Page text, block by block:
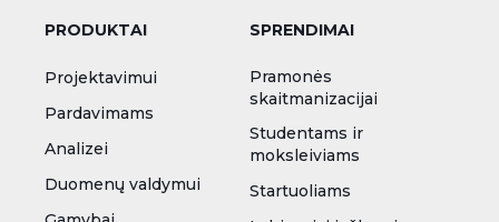
PRODUKTAI
Projektavimui
Pardavimams
Analizei
Duomenų valdymui
SPRENDIMAI
Pramonės
skaitmanizacijai
Studentams ir
moksleiviams
Startuoliams